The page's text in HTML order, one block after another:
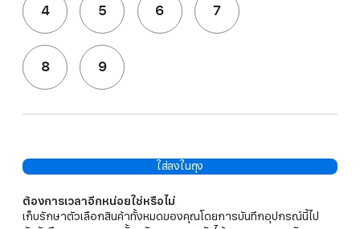
4 5 6 7
8 9
ใส่ลงในถุง
ต้องการเวลาอีกหน่อยใช่หรือไม่
เก็บรักษาตัวเลือกสินค้าทั้งหมดของคุณโดยการบันทึกอุปกรณ์นี้ไป